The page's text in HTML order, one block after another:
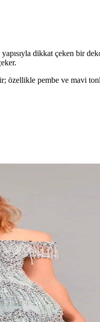
dikkat çeken bir
pembe ve mavi
dikkat çekiyor.
moda için önemli fırsatlar
alanlarına göre en iyi